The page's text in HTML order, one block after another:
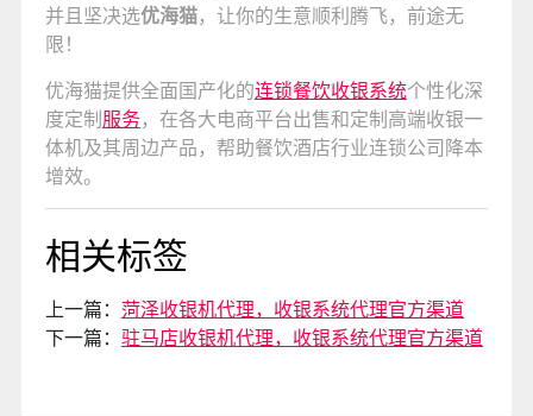
并且坚决选优海猫，让你的生意顺利腾飞，前途无
限！
优海猫提供全面国产化的连锁餐饮收银系统个性化深
度定制服务，在各大电商平台出售和定制高端收银一
体机及其周边产品，帮助餐饮酒店行业连锁公司降本
增效。
相关标签
上一篇： 菏泽收银机代理，收银系统代理官方渠道
下一篇： 驻马店收银机代理，收银系统代理官方渠道